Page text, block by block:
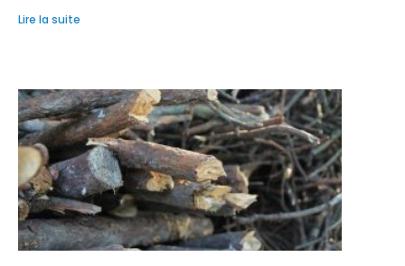
Lire la suite